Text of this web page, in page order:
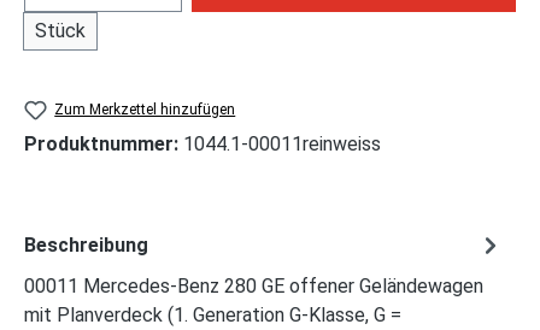
Stück
Zum Merkzettel hinzufügen
Produktnummer: 1044.1-00011reinweiss
Beschreibung
00011 Mercedes-Benz 280 GE offener Geländewagen
mit Planverdeck (1. Generation G-Klasse, G =